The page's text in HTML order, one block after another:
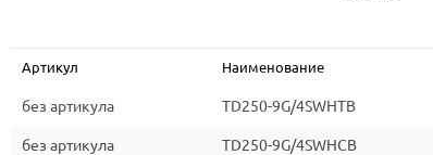
Артикул Наименование
без артикула TD250-9G/4SWHTB
без артикула TD250-9G/4SWHCB